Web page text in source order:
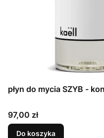
płyn do mycia SZYB -
Cena
97,00 zł
Do koszyka